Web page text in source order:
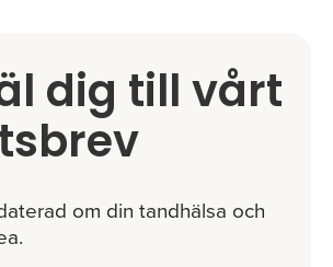
dig till vårt
om din tandhälsa och